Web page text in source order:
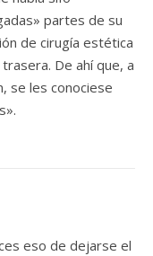
partes de su
de cirugía estética
De ahí que, a
se les conociese
eso de dejarse el